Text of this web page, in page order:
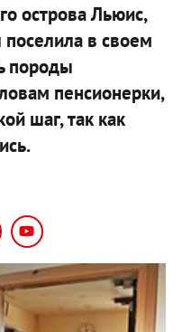
острова Льюис,
в своем
породы
пенсионерки,
шаг, так как